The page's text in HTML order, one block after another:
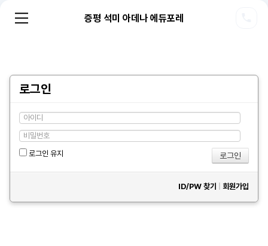
증평 석미 아데나 에듀포레
로그인
로그인 유지
ID/PW 찾기 회원가입